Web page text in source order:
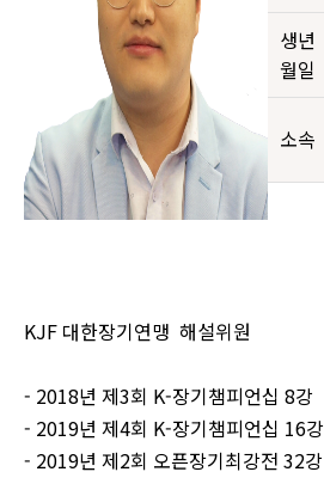
생년
월일
소속
KJF 대한장기연맹 해설위원
- 2018년 제3회 K-장기챔피언십 8강
- 2019년 제4회 K-장기챔피언십 16강
- 2019년 제2회 오픈장기최강전 32강